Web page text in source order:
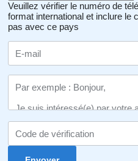
Veuillez vérifier le numéro de
format international et inclure le
pas avec ce pays